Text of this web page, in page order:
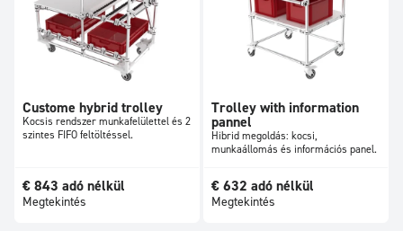
Custome hybrid trolley
Kocsis rendszer munkafelülettel és 2
szintes FIFO feltöltéssel.
€ 843 adó nélkül
Megtekintés
Trolley with information
pannel
Hibrid megoldás: kocsi,
munkaállomás és információs panel.
€ 632 adó nélkül
Megtekintés